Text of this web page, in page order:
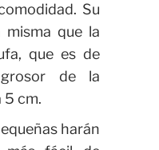
Su
misma que la
que es de
de la
5 cm.
harán